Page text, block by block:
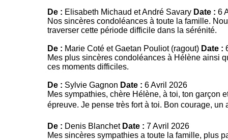
De : Elisabeth Michaud et André Savary Date : 6
Nos sincères condoléances à toute la famille.
traverser cette période difficile dans la sérénité.
De : Marie Coté et Gaetan Pouliot (ragout) Date :
Mes plus sincères condoléances à Hélène ainsi
ces moments difficiles.
De : Sylvie Gagnon Date : 6 Avril 2026
Mes sympathies, chère Hélène, à toi, ton garçon
épreuve. Je pense très fort à toi. Bon courage,
De : Denis Blanchet Date : 7 Avril 2026
Mes sincères sympathies a toute la famille, plus